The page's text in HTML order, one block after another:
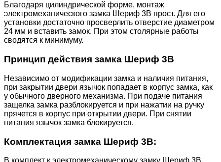
Благодаря цилиндрической форме, монтаж
электромеханического замка Шериф 3В прост. Для его
установки достаточно просверлить отверстие диаметром
24 мм и вставить замок. При этом столярные работы
сводятся к минимуму.
Принцип действия замка Шериф 3В
Независимо от модификации замка и наличия питания,
при закрытии двери язычок попадает в корпус замка, как
у обычного дверного механизма. При подаче питания
защелка замка разблокируется и при нажатии на ручку
прячется в корпус при открытии двери. При снятии
питания язычок замка блокируется.
Комплектация замка Шериф 3В: